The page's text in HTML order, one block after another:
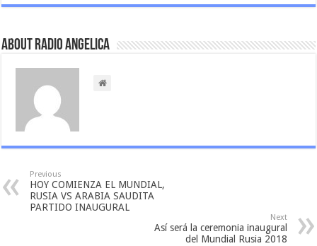
About Radio Angelica
Previous
HOY COMIENZA EL MUNDIAL,
RUSIA VS ARABIA SAUDITA
PARTIDO INAUGURAL
Next
Así será la ceremonia inaugural
del Mundial Rusia 2018